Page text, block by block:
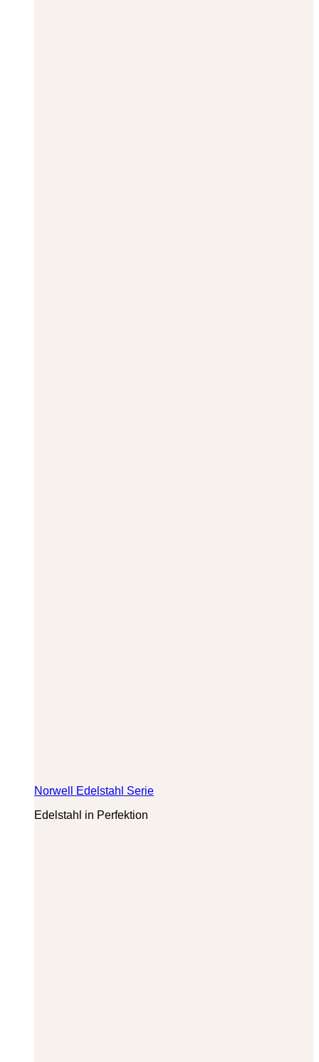
Norwell Edelstahl Serie
Edelstahl in Perfektion